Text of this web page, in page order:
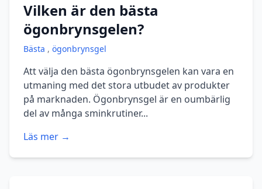
Vilken är den bästa
ögonbrynsgelen?
Bästa , ögonbrynsgel
Att välja den bästa ögonbrynsgelen kan vara en
utmaning med det stora utbudet av produkter
på marknaden. Ögonbrynsgel är en oumbärlig
del av många sminkrutiner...
Läs mer →